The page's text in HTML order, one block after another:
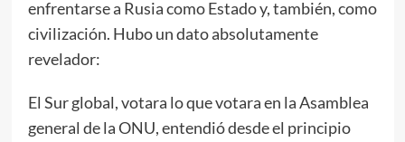
enfrentarse a Rusia como Estado y, también, como
civilización. Hubo un dato absolutamente
revelador:
El Sur global, votara lo que votara en la Asamblea
general de la ONU, entendió desde el principio